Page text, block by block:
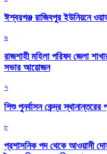
ঈশ্বরগঞ্জ রাজিবপুর ইউনিয়নে
৬
রাজশাহী মহিলা পরিষদ জেলা
সভার আয়োজন
৭
শিশু পুনর্বাসন কেন্দ্র স্থানান্তরের
৮
প্রশাসনিক পদ থেকে আওয়ামী